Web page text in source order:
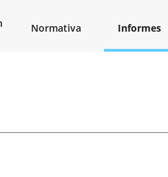
Normativa Informes